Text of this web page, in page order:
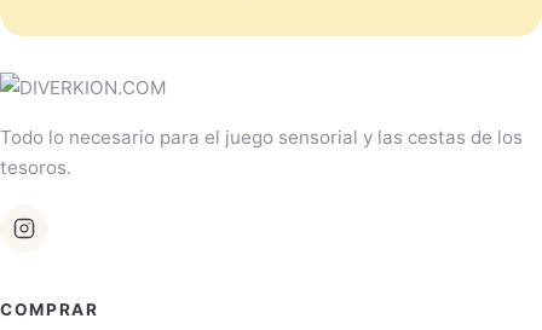
Todo lo necesario para el juego sensorial y las cestas de los
tesoros.
COMPRAR